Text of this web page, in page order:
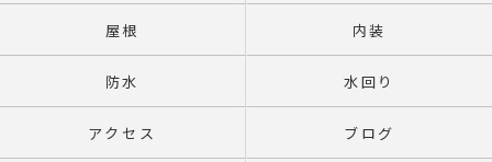
屋根 内装
防水 水回り
アクセス ブログ